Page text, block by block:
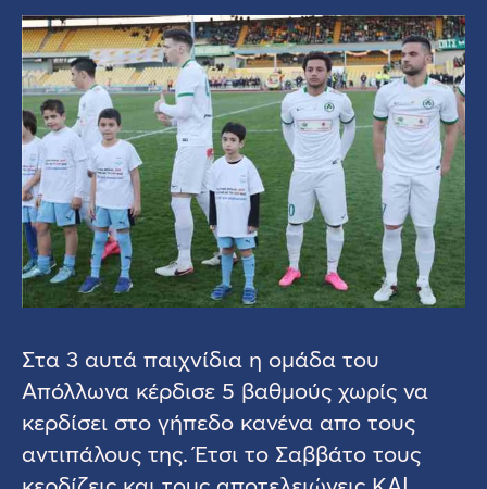
Στα 3 αυτά παιχνίδια η ομάδα του
Απόλλωνα κέρδισε 5 βαθμούς χωρίς να
κερδίσει στο γήπεδο κανένα απο τους
αντιπάλους της. Έτσι το Σαββάτο τους